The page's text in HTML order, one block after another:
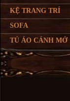
KỆ TRANG TRÍ
SOFA
TỦ ÁO CÁNH MỞ